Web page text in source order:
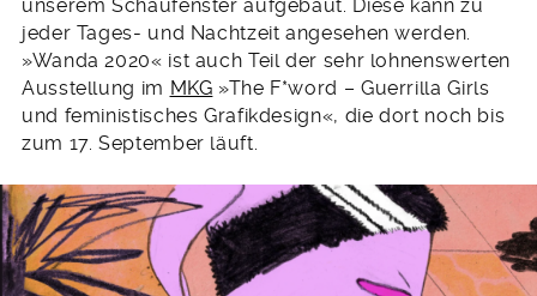
unserem Schaufenster aufgebaut. Diese kann zu
jeder Tages- und Nachtzeit angesehen werden.
»Wanda 2020« ist auch Teil der sehr lohnenswerten
Ausstellung im MKG »The F*word – Guerrilla Girls
und feministisches Grafikdesign«, die dort noch bis
zum 17. September läuft.